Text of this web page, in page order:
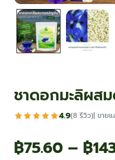
ชาดอกมะลิผ
4.9(8 รีวิว)| ขาย
฿75.60 – ฿